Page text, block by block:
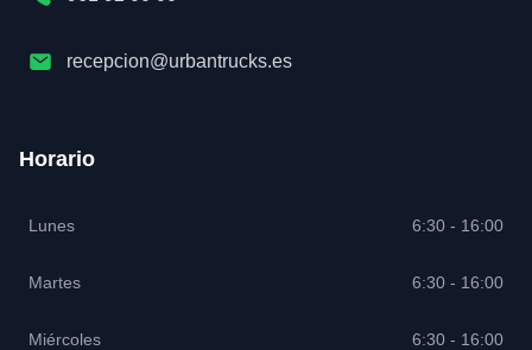
recepcion@urbantrucks.es
Horario
Lunes 6:30 - 16:00
Martes 6:30 - 16:00
Miércoles 6:30 - 16:00